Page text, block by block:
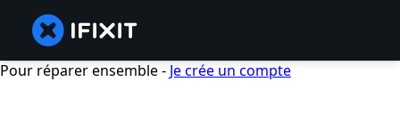
Pour réparer ensemble - Je crée un compte